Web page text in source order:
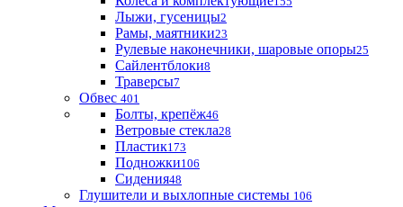
Лыжи, гусеницы2
Рамы, маятники23
Рулевые наконечники, шаровые опоры25
Сайлентблоки8
Траверсы7
Обвес 401
Болты, крепёж46
Ветровые стекла28
Пластик173
Подножки106
Сидения48
Глушители и выхлопные системы 106